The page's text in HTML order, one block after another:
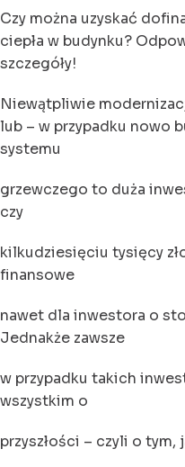
Czy można uzyskać
ciepła w budynku?
szczegóły!
Niewątpliwie
lub – w przypadku nowo
systemu
grzewczego to duża
czy
kilkudziesięciu tysięcy
finansowe
nawet dla inwestora o
Jednakże zawsze
w przypadku takich
wszystkim o
przyszłości – czyli o tym,